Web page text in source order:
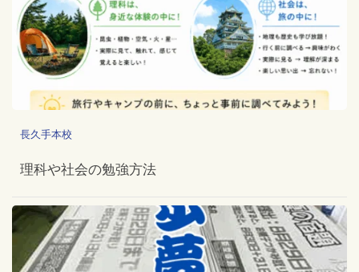
長久手本校
理科や社会の勉強方法